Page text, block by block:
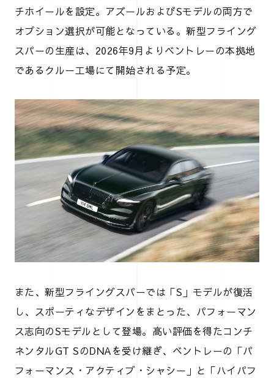
チホイールを設定。アズールおよびSモデルの両方で
オプション選択が可能となっている。新型フライング
スパーの生産は、2026年9月よりベントレーの本拠地
であるクルー工場にて開始される予定。
また、新型フライングスパーでは「S」モデルが復活
し、スポーティなデザインをまとった、パフォーマン
ス志向のSモデルとして登場。高い評価を得たコンチ
ネンタルGT SのDNAを受け継ぎ、ベントレーの「パ
フォーマンス・アクティブ・シャシー」と「ハイパフ